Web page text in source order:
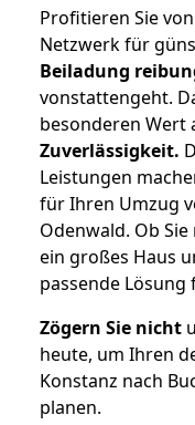
Profitieren Sie
Netzwerk für
Beiladung
vonstattengeht.
besonderen Wert
Zuverlässigkeit.
Leistungen
für Ihren Umzug
Odenwald. Ob
ein großes Haus
passende Lösung
Zögern Sie nicht
heute, um Ihren
Konstanz nach
planen.